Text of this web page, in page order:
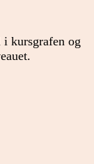
i kursgrafen og